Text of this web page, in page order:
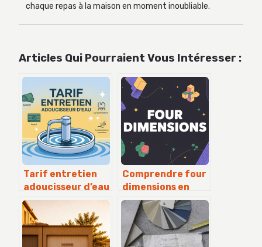
chaque repas à la maison en moment inoubliable.
Articles Qui Pourraient Vous Intéresser :
Tarif entretien
adoucisseur d’eau
: combien prévoir
et comment
payer le juste prix
Comprendre four
dimensions en
profondeur sans
se perdre dans le
jargon